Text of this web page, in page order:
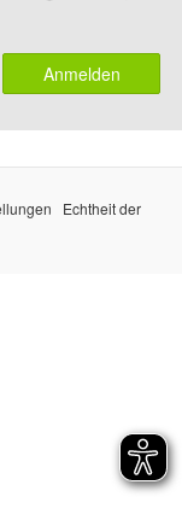
Anmelden
Echtheit der